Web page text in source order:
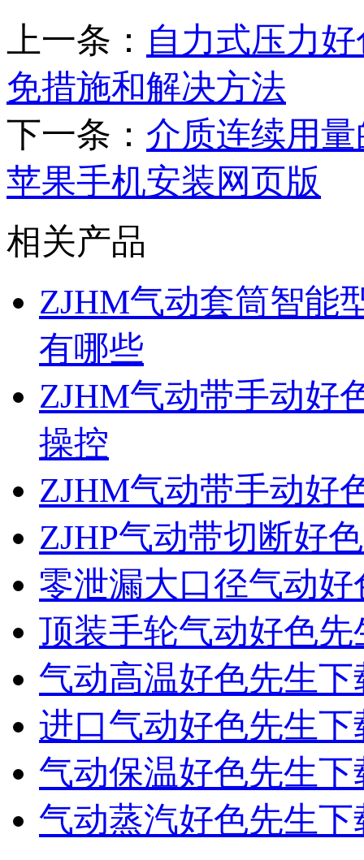
上一条： 自力式压力
免措施和解决方法
下一条： 介质连续用
苹果手机安装网页版
相关产品
ZJHM气动套筒智能
有哪些
ZJHM气动带手动好
操控
ZJHM气动带手动好
ZJHP气动带切断好
零泄漏大口径气动
顶装手轮气动好色
气动高温好色先生
进口气动好色先生
气动保温好色先生
气动蒸汽好色先生